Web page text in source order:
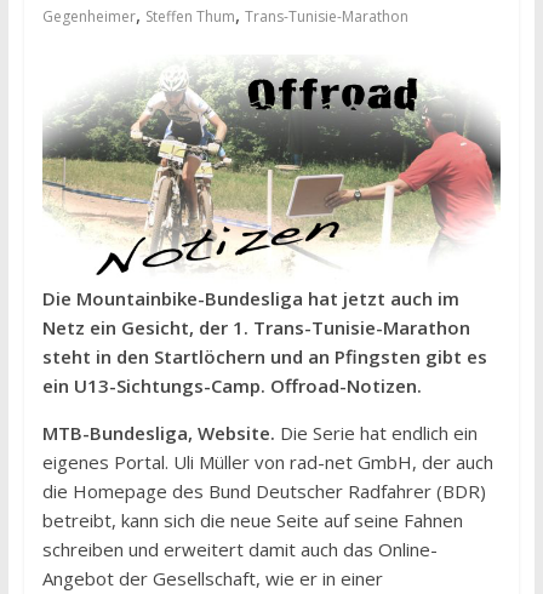
Gegenheimer, Steffen Thum, Trans-Tunisie-Marathon
Die Mountainbike-Bundesliga hat jetzt auch im
Netz ein Gesicht, der 1. Trans-Tunisie-Marathon
steht in den Startlöchern und an Pfingsten gibt es
ein U13-Sichtungs-Camp. Offroad-Notizen.
MTB-Bundesliga, Website. Die Serie hat endlich ein
eigenes Portal. Uli Müller von rad-net GmbH, der auch
die Homepage des Bund Deutscher Radfahrer (BDR)
betreibt, kann sich die neue Seite auf seine Fahnen
schreiben und erweitert damit auch das Online-
Angebot der Gesellschaft, wie er in einer